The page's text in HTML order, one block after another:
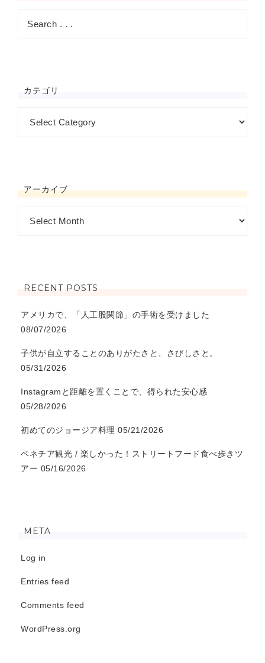
カテゴリ
アーカイブ
RECENT POSTS
アメリカで、「人工股関節」の手術を受けました
08/07/2026
子供が自立することのありがたさと、さびしさと。
05/31/2026
Instagramと距離を置くことで、得られた安心感
05/28/2026
初めてのジョージア料理 05/21/2026
ベネチア観光 / 楽しかった！ストリートフード食べ歩きツ
アー 05/16/2026
META
Log in
Entries feed
Comments feed
WordPress.org